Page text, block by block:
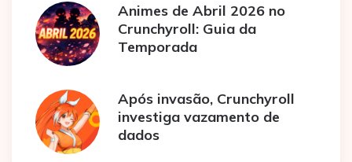
Animes de Abril 2026 no
Crunchyroll: Guia da
Temporada
Após invasão, Crunchyroll
investiga vazamento de
dados